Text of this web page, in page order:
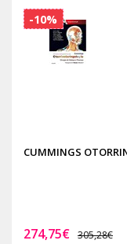
CUMMINGS
274,75€ 305,28€
-10%